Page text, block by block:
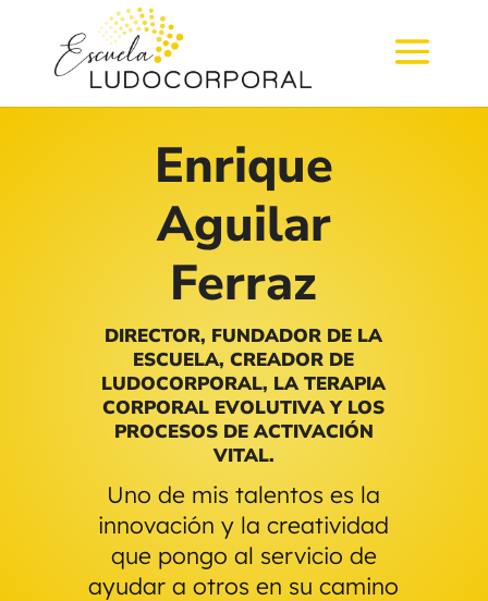
Enrique
Aguilar
Ferraz
DIRECTOR, FUNDADOR DE LA
ESCUELA, CREADOR DE
LUDOCORPORAL, LA TERAPIA
CORPORAL EVOLUTIVA Y LOS
PROCESOS DE ACTIVACIÓN
VITAL.
Uno de mis talentos es la
innovación y la creatividad
que pongo al servicio de
ayudar a otros en su camino